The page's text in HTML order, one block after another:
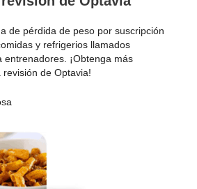
de pérdida de peso por suscripción
y refrigerios llamados
entrenadores. ¡Obtenga más
de Optavia!